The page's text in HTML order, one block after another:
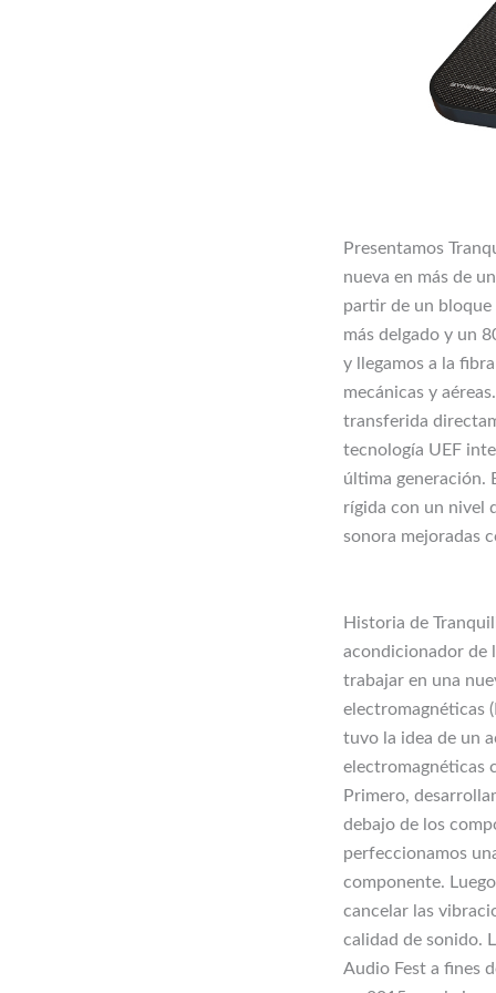
Presentamos
nueva en más de
partir de un bloque
más delgado y un
y llegamos a la
mecánicas y
transferida
tecnología UEF
última generación.
rígida con un nivel
sonora mejoradas
Historia de
acondicionador de
trabajar en una
electromagnéticas
tuvo la idea de un
electromagnéticas
Primero,
debajo de los
perfeccionamos
componente.
cancelar las
calidad de sonido.
Audio Fest a fines